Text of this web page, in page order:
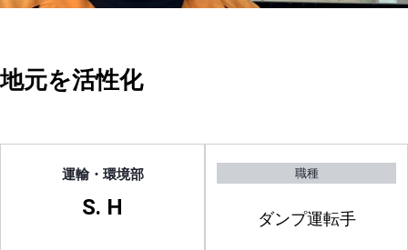
地元を活性化
運輸・環境部
S. H
職種
ダンプ運転手